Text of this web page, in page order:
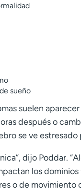
sueño
suelen
después o
se ve
dijo Poddar.
los
o de movimiento